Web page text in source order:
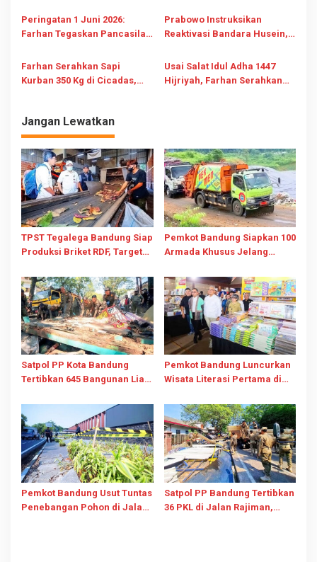
Juta ke Ponpes Al-Falah
Peringatan 1 Juni 2026:
Farhan Tegaskan Pancasila
Bangsa
Prabowo Instruksikan
Reaktivasi Bandara Husein,
Farhan Serahkan Sapi
Kurban 350 Kg di Cicadas,
Usai Salat Idul Adha 1447
Hijriyah, Farhan Serahkan
Jangan Lewatkan
TPST Tegalega Bandung Siap
Produksi Briket RDF, Target
Pemkot Bandung Siapkan 100
Armada Khusus Jelang
Nangka 2029
Satpol PP Kota Bandung
Tertibkan 645 Bangunan Liar
Pemkot Bandung Luncurkan
Wisata Literasi Pertama di
Plates
Pemkot Bandung Usut Tuntas
Penebangan Pohon di Jalan
Satpol PP Bandung Tertibkan
36 PKL di Jalan Rajiman,